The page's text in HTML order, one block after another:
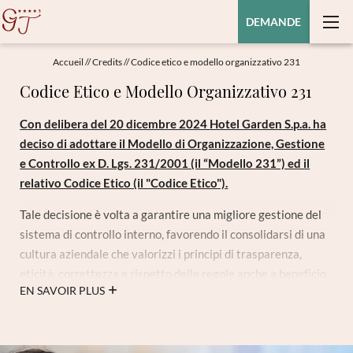
DEMANDE
Accueil //Credits//Codice etico e modello organizzativo 231
Codice Etico e Modello Organizzativo 231
Con delibera del 20 dicembre 2024 Hotel Garden S.p.a. ha
deciso di adottare il Modello di Organizzazione, Gestione
e Controllo ex D. Lgs. 231/2001 (il “Modello 231”) ed il
relativo Codice Etico (il "Codice Etico").
Tale decisione è volta a garantire una migliore gestione del
sistema di controllo interno, favorendo il consolidarsi di una
cultura aziendale che valorizzi i principi di trasparenza,
eticità, correttezza e rispetto delle regole anche a beneficio
dell’immagine aziendale e del rafforzarsi della fiducia degli
Chiediamo a tutti i nostri dipendenti, collaboratori, fornitori,
EN SAVOIR PLUS